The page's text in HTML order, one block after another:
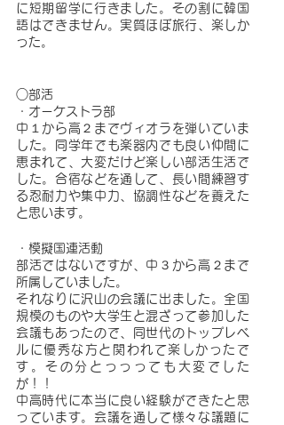
に短期留学に行きました。その割に韓国
語はできません。実質ほぼ旅行、楽しか
った。
○部活
・オーケストラ部
中１から高２までヴィオラを弾いていま
した。同学年でも楽器内でも良い仲間に
恵まれて、大変だけど楽しい部活生活で
した。合宿などを通して、長い間練習す
る忍耐力や集中力、協調性などを養えた
と思います。
・模擬国連活動
部活ではないですが、中３から高２まで
所属していました。
それなりに沢山の会議に出ました。全国
規模のものや大学生と混ざって参加した
会議もあったので、同世代のトップレベ
ルに優秀な方と関われて楽しかったで
す。その分とっっっても大変でした
が！！
中高時代に本当に良い経験ができたと思
っています。会議を通して様々な議題に